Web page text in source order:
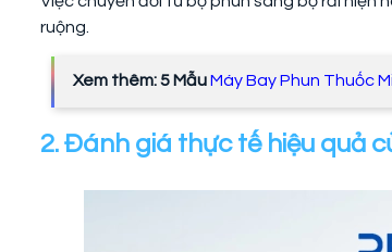
ruộng.
Xem thêm: 5 MẫuMáy Bay Phun Thuốc
2. Đánh giá thực tế hiệu quả